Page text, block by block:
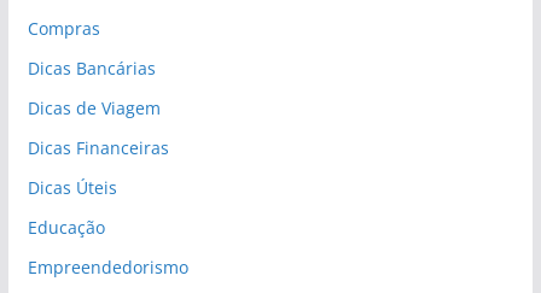
Compras
Dicas Bancárias
Dicas de Viagem
Dicas Financeiras
Dicas Úteis
Educação
Empreendedorismo